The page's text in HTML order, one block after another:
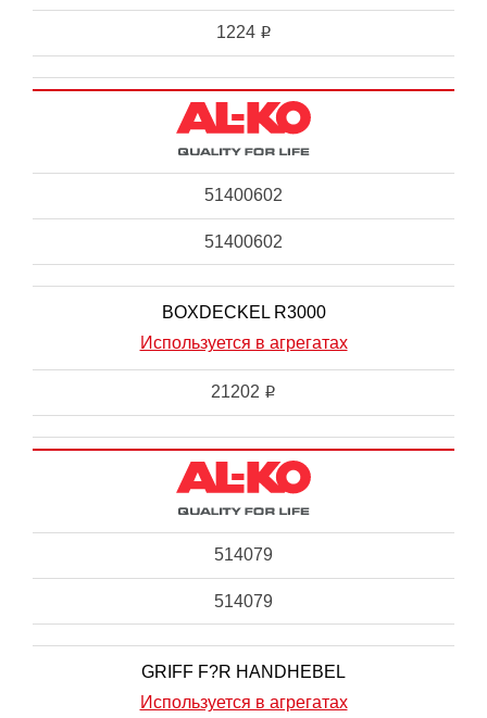
1224 i
51400602
51400602
BOXDECKEL R3000
Используется в агрегатах
21202 i
514079
514079
GRIFF F?R HANDHEBEL
Используется в агрегатах